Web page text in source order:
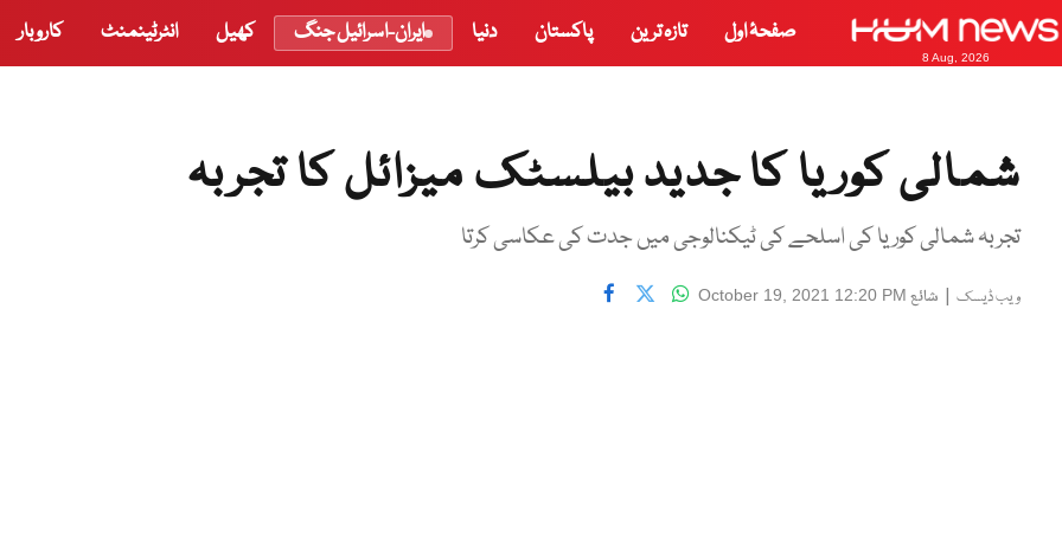
8 Aug, 2026
صفحۂ اول تازہ ترین پاکستان دنیا ایران-اسرائیل جنگ کھیل انٹرٹینمنٹ کاروبار
شمالی کوریا کا جدید بیلسٹک میزائل کا تجربہ
تجربہ شمالی کوریا کی اسلحے کی ٹیکنالوجی میں جدت کی عکاسی کرتا
ویب ڈیسک | شائع October 19, 2021 12:20 PM